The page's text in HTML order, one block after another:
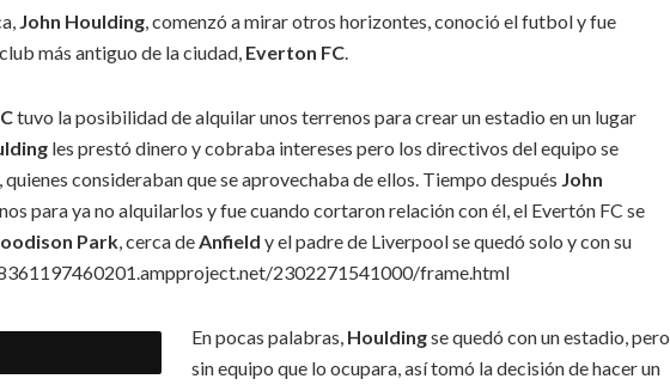
John Houlding , comenzó a mirar otros horizontes, conoció el futbol y fue
más antiguo de la ciudad, Everton FC
tuvo la posibilidad de alquilar unos terrenos para crear un estadio en un lugar
les prestó dinero y cobraba intereses pero los directivos del equipo se
consideraban que se aprovechaba de ellos. Tiempo después John
para ya no alquilarlos y fue cuando cortaron relación con él, el Evertón FC se
Park , cerca de Anfield y el padre de Liverpool se quedó solo y con su
2302271541000/frame.html
En pocas palabras, Houldingse quedó con un estadio, pero
sin equipo que lo ocupara, así tomó la decisión de hacer un